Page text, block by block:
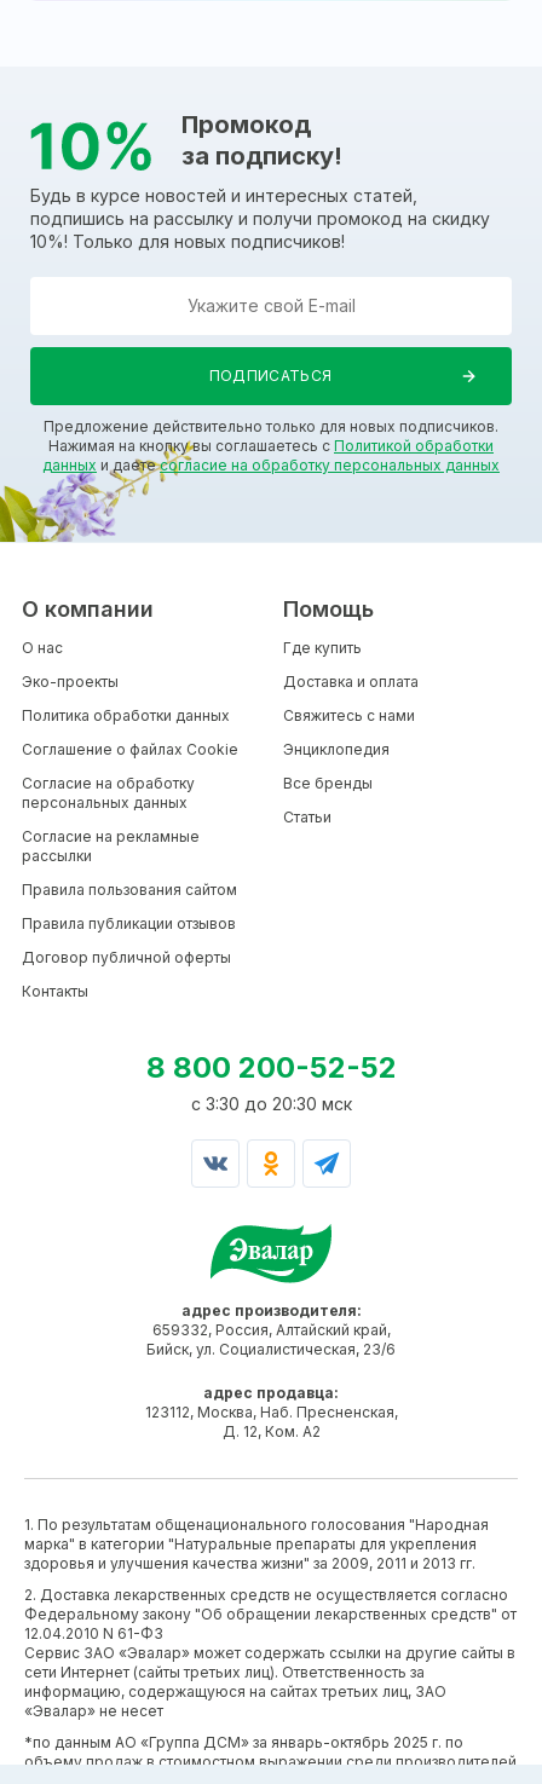
Промокод
за подписку!
Будь в курсе новостей и интересных статей,
подпишись на рассылку и получи промокод на скидку
10%! Только для новых подписчиков!
Предложение действительно только для новых подписчиков.
Нажимая на кнопку вы соглашаетесь с Политикой обработки
данных и даетесогласие на обработку персональных данных
адрес производителя:
659332, Россия, Алтайский край,
Бийск, ул. Социалистическая, 23/6
адрес продавца:
123112, Москва, Наб. Пресненская,
Д. 12, Ком. А2
О компании
О нас
Эко-проекты
Политика обработки данных
Соглашение о файлах Cookie
Согласие на обработку
персональных данных
Согласие на рекламные
рассылки
Правила пользования сайтом
Правила публикации отзывов
Договор публичной оферты
Контакты
Помощь
Где купить
Доставка и оплата
Свяжитесь с нами
Энциклопедия
Все бренды
Статьи
8 800 200-52-52
c 3:30 до 20:30 мск
1. По результатам общенационального голосования "Народная
марка" в категории "Натуральные препараты для укрепления
здоровья и улучшения качества жизни" за 2009, 2011 и 2013 гг.
2. Доставка лекарственных средств не осуществляется согласно
Федеральному закону "Об обращении лекарственных средств" от
12.04.2010 N 61-ФЗ
Сервис ЗАО «Эвалар» может содержать ссылки на другие сайты в
сети Интернет (сайты третьих лиц). Ответственность за
информацию, содержащуюся на сайтах третьих лиц, ЗАО
«Эвалар» не несет
*по данным АО «Группа ДСМ» за январь-октябрь 2025 г. по
объему продаж в стоимостном выражении среди производителей